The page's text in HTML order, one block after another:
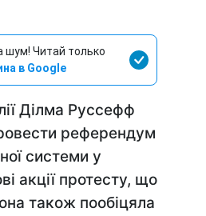
шум! Читай только
в Google
Ділма Руссефф
референдум
системи у
акції протесту, що
також пообіцяла